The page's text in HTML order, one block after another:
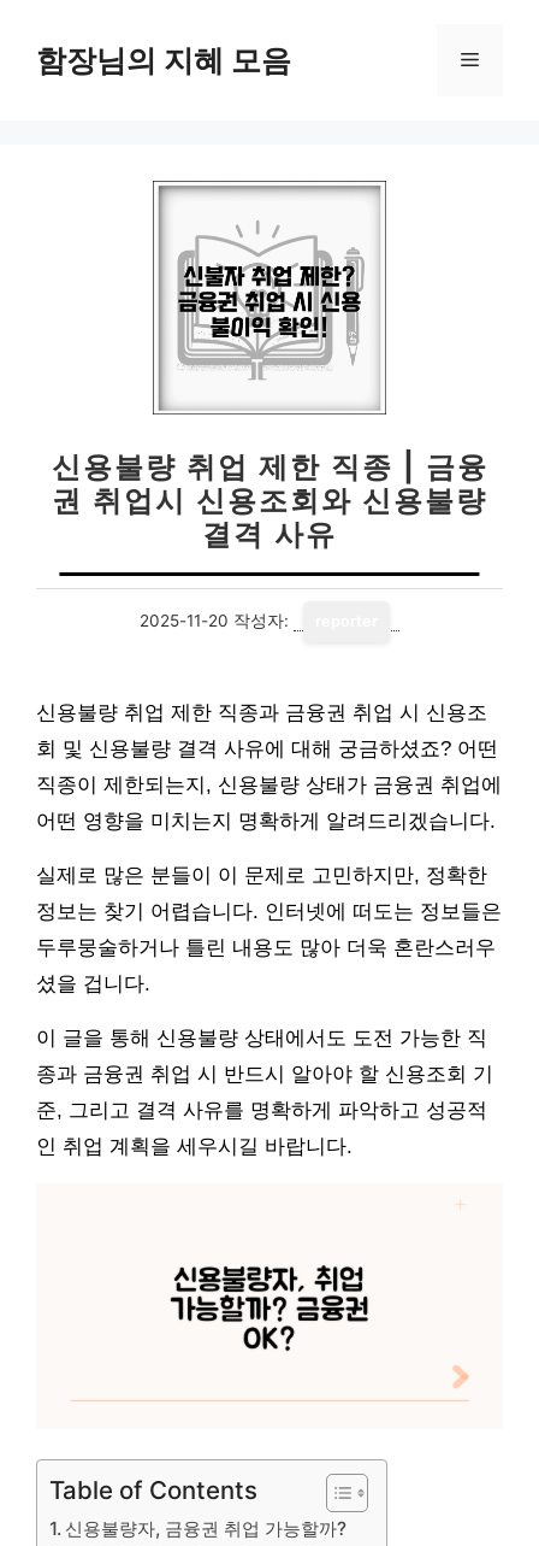
함장님의 지혜 모음 메
신용불량 취업 제한 직종 | 금융
권 취업시 신용조회와 신용불량
결격 사유
2025-11-20 작성자:
신용불량 취업 제한 직종과 금융권 취업 시 신용조
회 및 신용불량 결격 사유에 대해 궁금하셨죠? 어떤
직종이 제한되는지, 신용불량 상태가 금융권 취업에
어떤 영향을 미치는지 명확하게 알려드리겠습니다.
실제로 많은 분들이 이 문제로 고민하지만, 정확한
정보는 찾기 어렵습니다. 인터넷에 떠도는 정보들은
두루뭉술하거나 틀린 내용도 많아 더욱 혼란스러우
셨을 겁니다.
이 글을 통해 신용불량 상태에서도 도전 가능한 직
종과 금융권 취업 시 반드시 알아야 할 신용조회 기
준, 그리고 결격 사유를 명확하게 파악하고 성공적
인 취업 계획을 세우시길 바랍니다.
Table of Contents
신용불량자, 금융권 취업 가능할까?